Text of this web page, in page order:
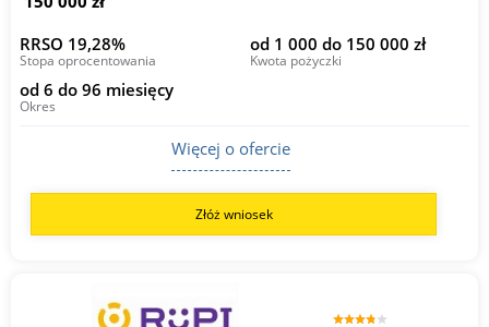
RRSO 19,28%
Stopa oprocentowania
od 1 000 do 150 000 zł
Kwota pożyczki
od 6 do 96 miesięcy
Okres
Więcej o ofercie
Złóż wniosek